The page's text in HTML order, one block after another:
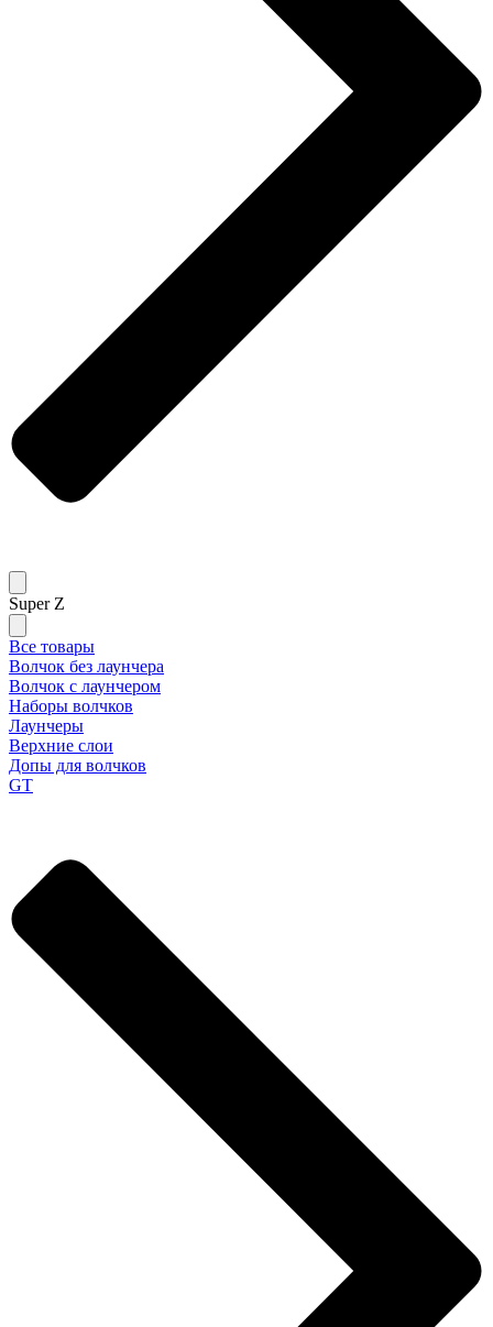
Super Z
Все товары
Волчок без лаунчера
Волчок с лаунчером
Наборы волчков
Лаунчеры
Верхние слои
Допы для волчков
GT